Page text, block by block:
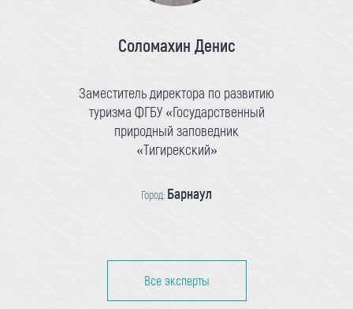
Соломахин Денис
Заместитель директора по развитию
туризма ФГБУ «Государственный
природный заповедник
«Тигирекский»
Город: Барнаул
Все эксперты